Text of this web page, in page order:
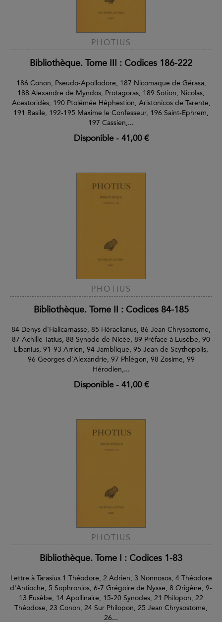
PHOTIUS
Bibliothèque. Tome III : Codices 186-222
186 Conon, Pseudo-Apollodore, 187 Nicomaque de Gérasa,
188 Alexandre de Myndos, Protagoras, 189 Sotion, Nicolas,
Acestoridès, 190 Ptolémée Héphestion, Aristonicos de Tarente,
191 Basile, 192-195 Maxime le Confesseur, 196 Saint-Ephrem,
197 Cassien,...
Disponible- 41,00 €
PHOTIUS
Bibliothèque. Tome II : Codices 84-185
84 Denys d'Halicarnasse, 85 Héraclianus, 86 Jean Chrysostome,
87 Achille Tatius, 88 Synode de Nicée, 89 Préface à Eusèbe, 90
Libanius, 91-93 Arrien, 94 Jamblique, 95 Jean de Scythopolis,
96 Georges d’Alexandrie, 97 Phlégon, 98 Zosime, 99
Hérodien,...
Disponible- 41,00 €
PHOTIUS
Bibliothèque. Tome I : Codices 1-83
Lettre à Tarasius 1 Théodore, 2 Adrien, 3 Nonnosos, 4 Théodore
d'Antioche, 5 Sophronios, 6-7 Grégoire de Nysse, 8 Origène, 9-
13 Eusèbe, 14 Apollinaire, 15-20 Synodes, 21 Philopon, 22
Théodose, 23 Conon, 24 Sur Philopon, 25 Jean Chrysostome,
26...